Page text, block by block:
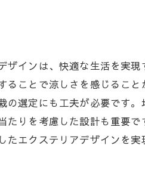
テリアの関係
インは、快適な生活を実
ことで涼しさを感じるこ
選定にも工夫が必要です
りを考慮した設計も重要
エクステリアデザインを